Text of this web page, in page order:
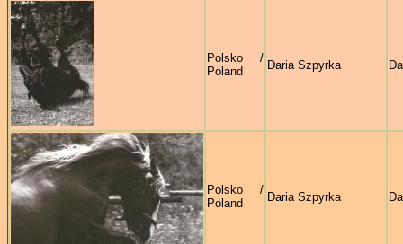
Polsko /
Poland
Daria Szpyrka
Polsko /
Poland
Daria Szpyrka